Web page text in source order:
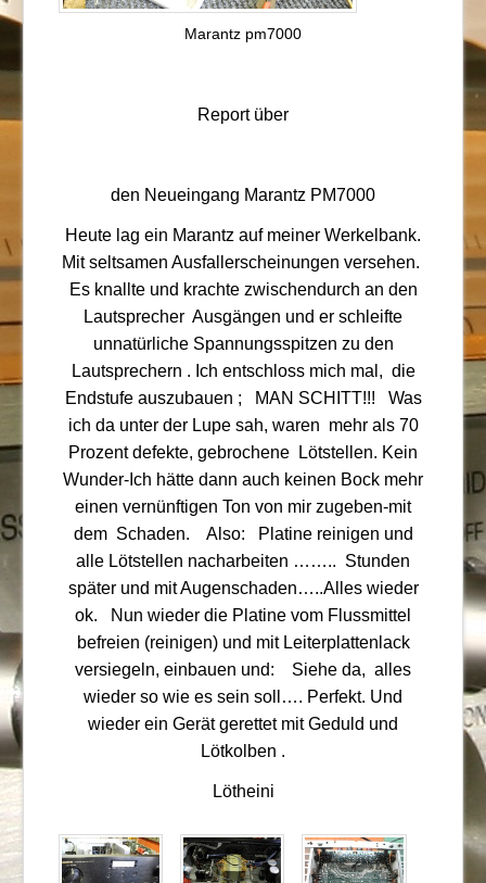
Marantz pm7000
Report über
den Neueingang Marantz PM7000
Heute lag ein Marantz auf meiner Werkelbank.
Mit seltsamen Ausfallerscheinungen versehen.
Es knallte und krachte zwischendurch an den
Lautsprecher Ausgängen und er schleifte
unnatürliche Spannungsspitzen zu den
Lautsprechern . Ich entschloss mich mal, die
Endstufe auszubauen ; MAN SCHITT!!! Was
ich da unter der Lupe sah, waren mehr als 70
Prozent defekte, gebrochene Lötstellen. Kein
Wunder-Ich hätte dann auch keinen Bock mehr
einen vernünftigen Ton von mir zugeben-mit
dem Schaden. Also: Platine reinigen und
alle Lötstellen nacharbeiten …….. Stunden
später und mit Augenschaden…..Alles wieder
ok. Nun wieder die Platine vom Flussmittel
befreien (reinigen) und mit Leiterplattenlack
versiegeln, einbauen und: Siehe da, alles
wieder so wie es sein soll…. Perfekt. Und
wieder ein Gerät gerettet mit Geduld und
Lötkolben .
Lötheini